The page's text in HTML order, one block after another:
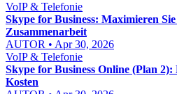
VoIP & Telefonie
Skype for Business: Maximieren
Zusammenarbeit
AUTOR • Apr 30, 2026
VoIP & Telefonie
Skype for Business Online (Plan
Kosten